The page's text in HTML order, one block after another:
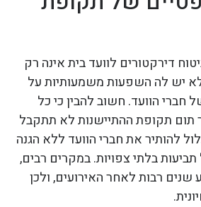
דירקטורים לוועד בית אינה רק
יש לה השפעות משמעותיות על
הוועד. חשוב להבין כי כל
תקופת ההתיישנות לא תתקבל
להותיר את חברי הוועד ללא הגנה
בלתי צפויות. במקרים רבים,
שנים רבות לאחר האירועים, ולכן